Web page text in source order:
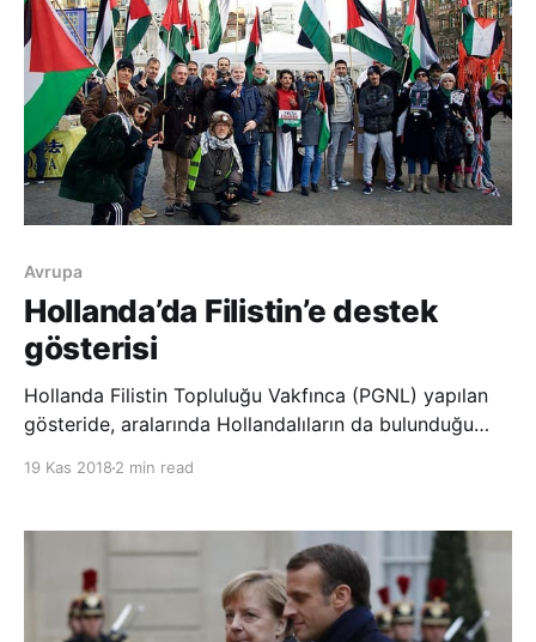
Avrupa
Hollanda’da Filistin’e destek
gösterisi
Hollanda Filistin Topluluğu Vakfınca (PGNL) yapılan
gösteride, aralarında Hollandalıların da bulunduğu
19 Kas 2018 2 min read